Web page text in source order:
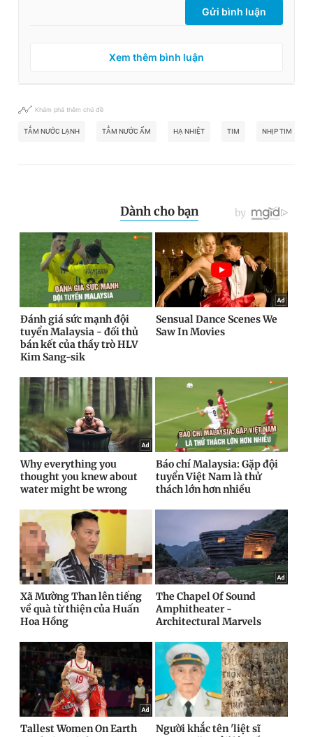
Gửi bình luận
Xem thêm bình luận
Khám phá thêm chủ đề
TẮM NƯỚC LẠNH TẮM NƯỚC ẤM HẠ NHIỆT TIM NHỊP TIM